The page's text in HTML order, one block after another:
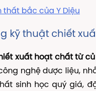
thất bắc của Y Diệu
kỹ thuật chiết
xuất hoạt chất từ
nghệ dược liệu,
sinh học quý giá,